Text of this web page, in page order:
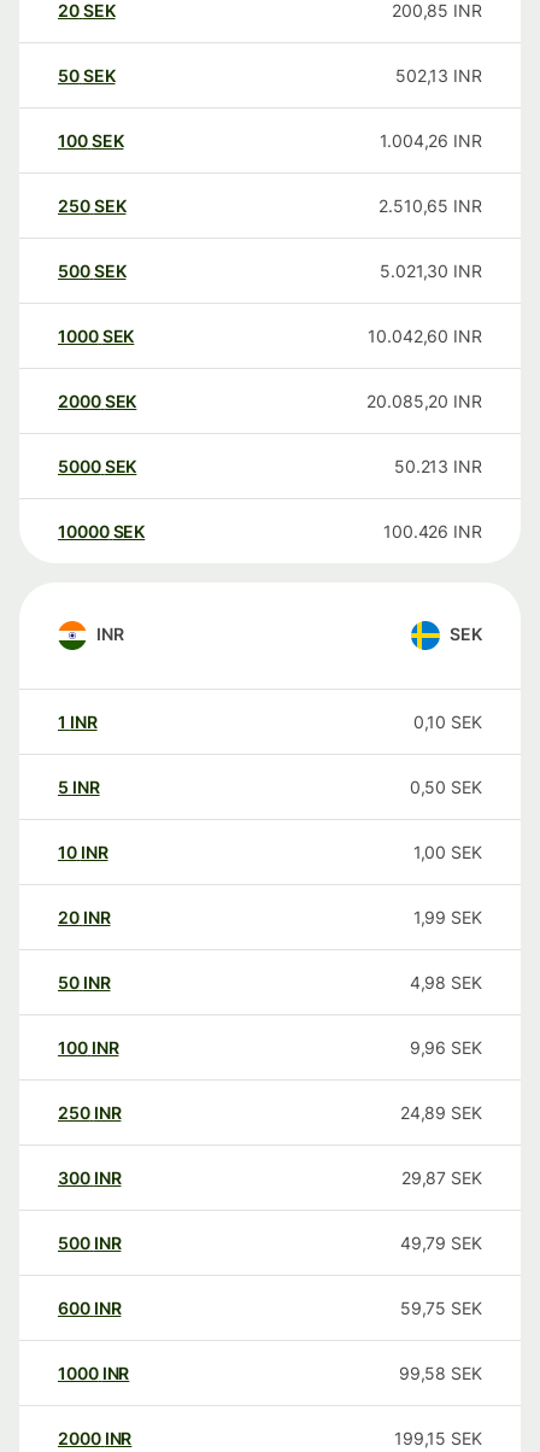
20SEK 200,85 INR
50SEK 502,13 INR
100SEK 1.004,26 INR
250SEK 2.510,65 INR
500SEK 5.021,30 INR
1000SEK 10.042,60 INR
2000SEK 20.085,20 INR
5000SEK 50.213 INR
10000 SEK 100.426 INR
INR SEK
1 INR 0,10 SEK
5 INR 0,50 SEK
10 INR 1,00 SEK
20 INR 1,99 SEK
50 INR 4,98 SEK
100 INR 9,96 SEK
250 INR 24,89 SEK
300 INR 29,87 SEK
500 INR 49,79 SEK
600 INR 59,75 SEK
1000 INR 99,58 SEK
2000 INR 199,15 SEK